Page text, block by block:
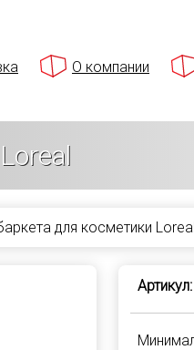
О компании
для косметики Loreal
Артикул: